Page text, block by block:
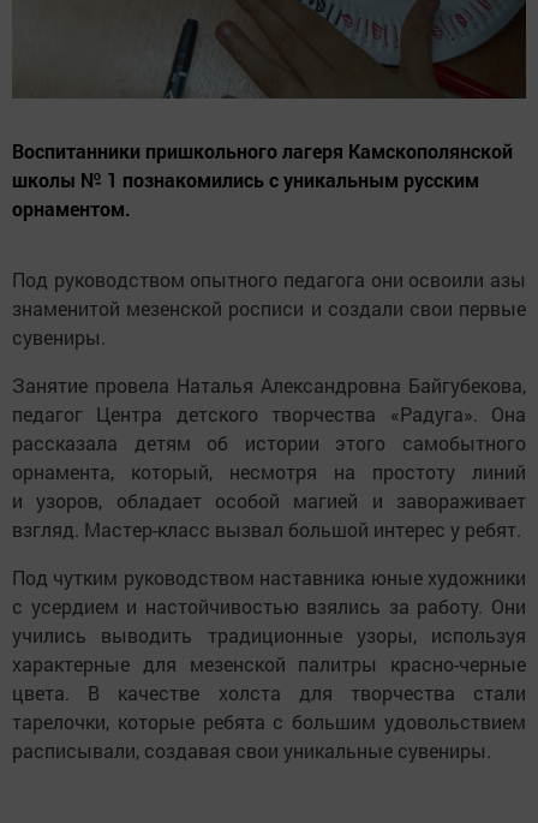
Воспитанники пришкольного лагеря Камскополянской
школы № 1 познакомились с уникальным русским
орнаментом.
Под руководством опытного педагога они освоили азы
знаменитой мезенской росписи и создали свои первые
сувениры.
Занятие провела Наталья Александровна Байгубекова,
педагог Центра детского творчества «Радуга». Она
рассказала детям об истории этого самобытного
орнамента, который, несмотря на простоту линий
и узоров, обладает особой магией и завораживает
взгляд. Мастер-класс вызвал большой интерес у ребят.
Под чутким руководством наставника юные художники
с усердием и настойчивостью взялись за работу. Они
учились выводить традиционные узоры, используя
характерные для мезенской палитры красно-черные
цвета. В качестве холста для творчества стали
тарелочки, которые ребята с большим удовольствием
расписывали, создавая свои уникальные сувениры.